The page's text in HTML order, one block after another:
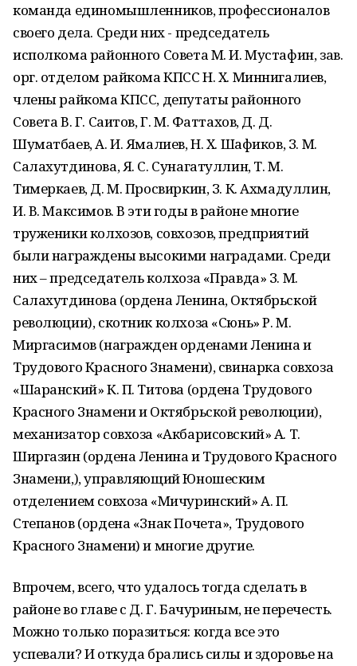
команда единомышленников, профессионалов
своего дела. Среди них - председатель
исполкома районного Совета М. И. Мустафин, зав.
орг. отделом райкома КПСС Н. Х. Миннигалиев,
члены райкома КПСС, депутаты районного
Совета В. Г. Саитов, Г. М. Фаттахов, Д. Д.
Шуматбаев, А. И. Ямалиев, Н. Х. Шафиков, З. М.
Салахутдинова, Я. С. Сунагатуллин, Т. М.
Тимеркаев, Д. М. Просвиркин, З. К. Ахмадуллин,
И. В. Максимов. В эти годы в районе многие
труженики колхозов, совхозов, предприятий
были награждены высокими наградами. Среди
них – председатель колхоза «Правда» З. М.
Салахутдинова (ордена Ленина, Октябрьской
революции), скотник колхоза «Сюнь» Р. М.
Миргасимов (награжден орденами Ленина и
Трудового Красного Знамени), свинарка совхоза
«Шаранский» К. П. Титова (ордена Трудового
Красного Знамени и Октябрьской революции),
механизатор совхоза «Акбарисовский» А. Т.
Ширгазин (ордена Ленина и Трудового Красного
Знамени,), управляющий Юношеским
отделением совхоза «Мичуринский» А. П.
Степанов (ордена «Знак Почета», Трудового
Красного Знамени) и многие другие.
Впрочем, всего, что удалось тогда сделать в
районе во главе с Д. Г. Бачуриным, не перечесть.
Можно только поразиться: когда все это
успевали? И откуда брались силы и здоровье на